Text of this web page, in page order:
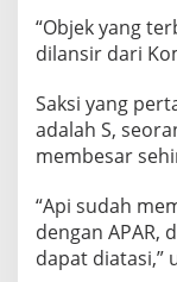
“Objek yang
dilansir dari
Saksi yang
adalah S,
membesar
“Api sudah
dengan APAR,
dapat diatasi,”